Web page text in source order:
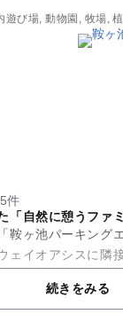
遊び場, 動物園, 牧場,
件
「自然に憩うファ
鞍ヶ池パーキング
ェイオアシスに隣
だけではもったい
な敷地...続きをみる